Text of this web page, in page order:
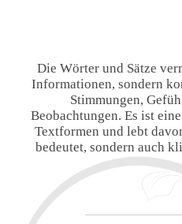
Die Wörter und Sätze
Informationen, sondern
Stimmungen,
Beobachtungen. Es ist
Textformen und lebt
bedeutet, sondern auch